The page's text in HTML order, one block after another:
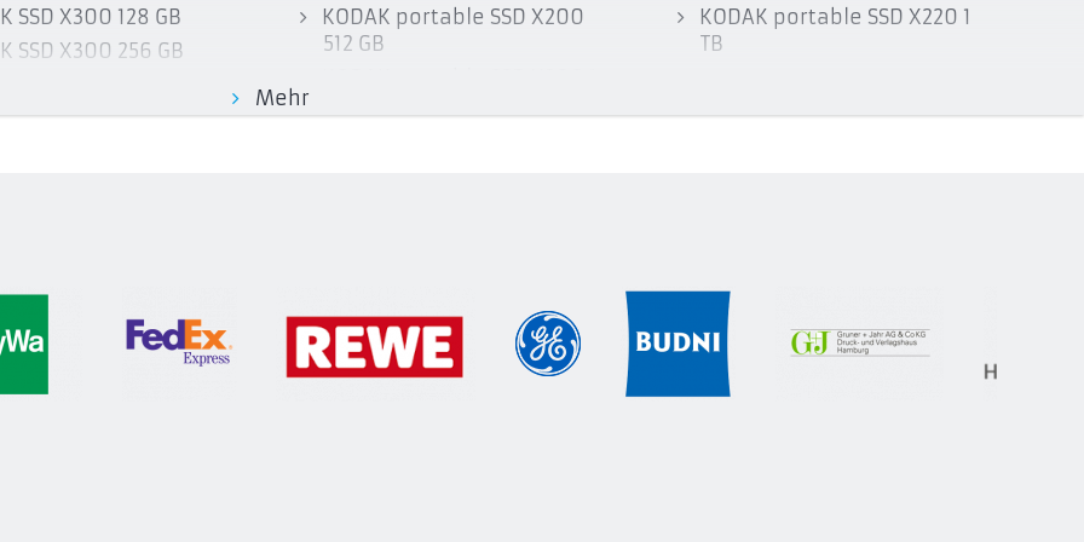
SSD X300 128 GB
SSD X300 256 GB
SSD X300 1 TB
portable SSD X200
KODAK portable SSD X200
512 GB
KODAK portable SSD X220 1
TB
EKSSD2TX210SK
Mehr